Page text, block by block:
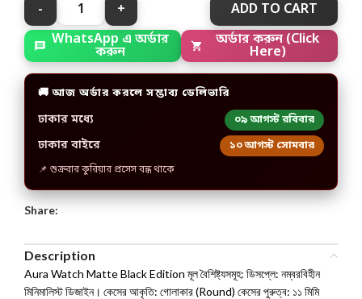
ADD TO CART
WhatsApp এ অর্ডার
করুন
অর্ডার করুন (Click
Here)
🚚 আজ অর্ডার করলে সম্ভাব্য ডেলিভারি
ঢাকার মধ্যে ০৯ আগস্ট রবিবার
ঢাকার বাইরে ১০ আগস্ট সোমবার
📌 শুক্রবার কুরিয়ার প্রসেস বন্ধ থাকে
Share:
Description
Aura Watch Matte Black Edition মূল বৈশিষ্ট্যসমূহ: ডিসপ্লে: নম্বরবিহীন
মিনিমালিস্ট ডিজাইন। কেসের আকৃতি: গোলাকার (Round) কেসের পুরুত্ব: ১১ মিমি